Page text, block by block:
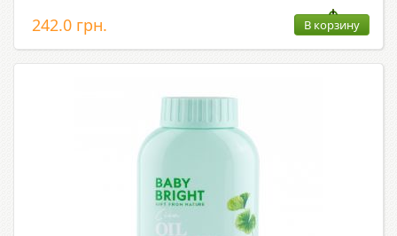
242.0 грн. В корзину